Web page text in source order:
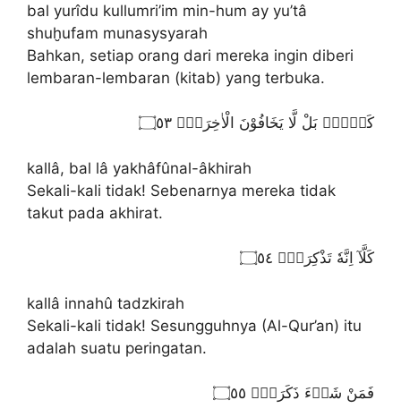
bal yurîdu kullumri’im min-hum ay yu’tâ
shuḫufam munasysyarah
Bahkan, setiap orang dari mereka ingin diberi
lembaran-lembaran (kitab) yang terbuka.
كَلَّاۗ بَلْ لَّا يَخَافُوْنَ الْاٰخِرَةَۗ ۝٥٣
kallâ, bal lâ yakhâfûnal-âkhirah
Sekali-kali tidak! Sebenarnya mereka tidak
takut pada akhirat.
كَلَّآ اِنَّهٗ تَذْكِرَةٌۚ ۝٥٤
kallâ innahû tadzkirah
Sekali-kali tidak! Sesungguhnya (Al-Qur’an) itu
adalah suatu peringatan.
فَمَنْ شَاۤءَ ذَكَرَهٗۗ ۝٥٥